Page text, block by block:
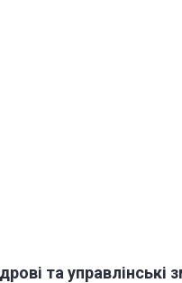
та управлінські